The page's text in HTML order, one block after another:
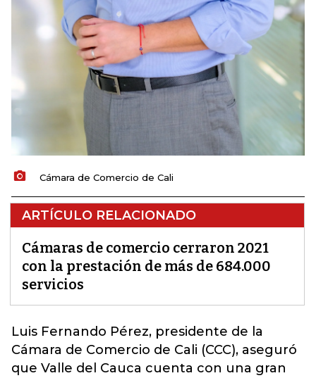
Cámara de Comercio de Cali
ARTÍCULO RELACIONADO
Cámaras de comercio cerraron 2021
con la prestación de más de 684.000
servicios
Luis Fernando Pérez, presidente de la
Cámara de Comercio de Cali (CCC), aseguró
que Valle del Cauca cuenta con una gran